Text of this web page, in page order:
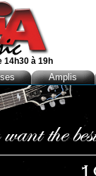
14h30 à 19h
Amplis